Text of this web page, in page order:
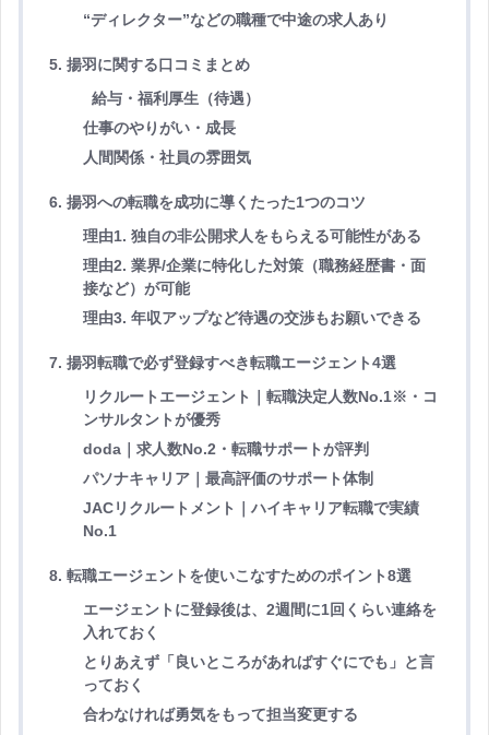
“ディレクター”などの職種で中途の求人あり
5. 揚羽に関する口コミまとめ
給与・福利厚生（待遇）
仕事のやりがい・成長
人間関係・社員の雰囲気
6. 揚羽への転職を成功に導くたった1つのコツ
理由1. 独自の非公開求人をもらえる可能性がある
理由2. 業界/企業に特化した対策（職務経歴書・面
接など）が可能
理由3. 年収アップなど待遇の交渉もお願いできる
7. 揚羽転職で必ず登録すべき転職エージェント4選
リクルートエージェント｜転職決定人数No.1※・コ
ンサルタントが優秀
doda｜求人数No.2・転職サポートが評判
パソナキャリア｜最高評価のサポート体制
JACリクルートメント｜ハイキャリア転職で実績
No.1
8. 転職エージェントを使いこなすためのポイント8選
エージェントに登録後は、2週間に1回くらい連絡を
入れておく
とりあえず「良いところがあればすぐにでも」と言
っておく
合わなければ勇気をもって担当変更する